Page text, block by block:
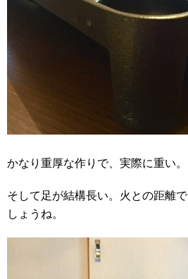
かなり重厚な作りで、実際に重い。
そして足が結構長い。火との距離
しょうね。